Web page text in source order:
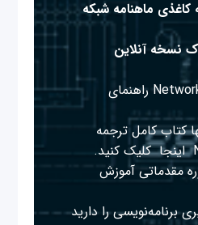
ماهنامه شبکه
نسخه آنلاین
+Network راهنمای
کتاب کامل ترجمه
اینجا کلیک کنید.
مقدماتی آموزش
برنامه‌نویسی را دارید